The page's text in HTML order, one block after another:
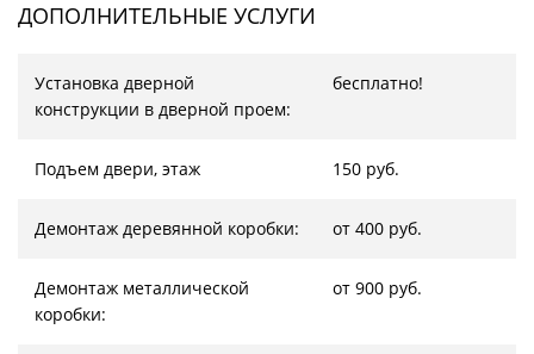
ДОПОЛНИТЕЛЬНЫЕ УСЛУГИ
Установка дверной
конструкции в дверной проем:
бесплатно!
Подъем двери, этаж 150 руб.
Демонтаж деревянной коробки: от 400 руб.
Демонтаж металлической
коробки:
от 900 руб.